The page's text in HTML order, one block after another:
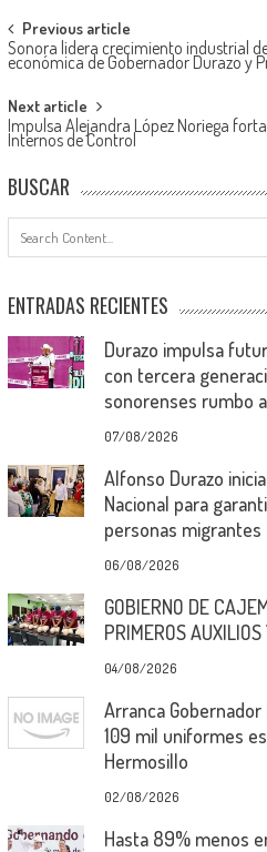
Post
navigation
Previous article
Sonora lidera crecimiento industrial
económica de Gobernador Durazo y
Next article
Impulsa Alejandra López Noriega
Internos de Control
BUSCAR
ENTRADAS RECIENTES
Durazo impulsa
con tercera
sonorenses rumbo
07/08/2026
Alfonso Durazo
Nacional para
personas migrantes
06/08/2026
GOBIERNO DE
PRIMEROS
04/08/2026
Arranca
109 mil uniformes
Hermosillo
02/08/2026
Hasta 89% menos